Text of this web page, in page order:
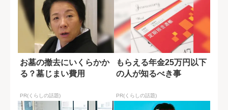
お墓の撤去にいくらかか
る？墓じまい費用
PR(くらしの話題)
もらえる年金25万円以下
の人が知るべき事
PR(くらしの話題)